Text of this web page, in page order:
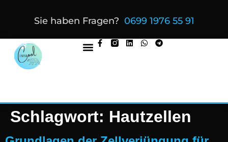
Sie haben Fragen? 0699 1976 55 91
Schlagwort: Hautzellen